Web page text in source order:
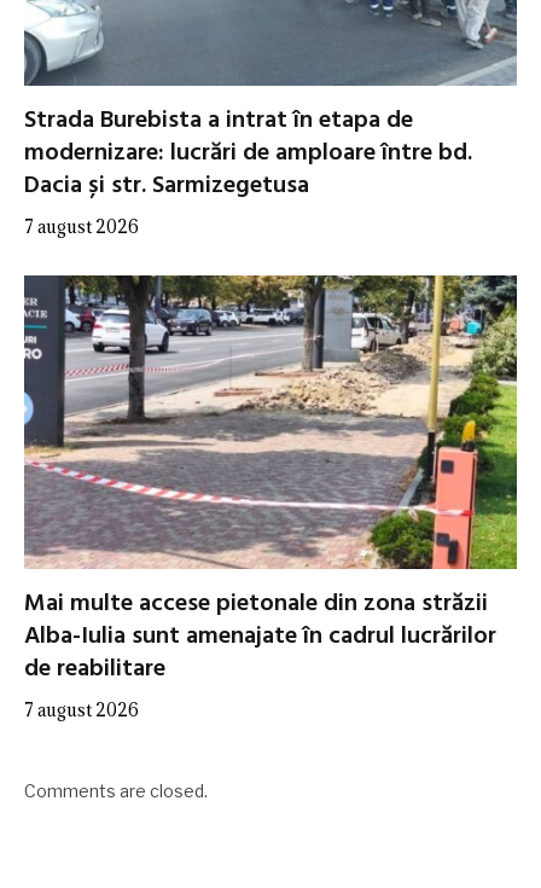
Strada Burebista a intrat în etapa de
modernizare: lucrări de amploare între bd.
Dacia și str. Sarmizegetusa
7 august 2026
Mai multe accese pietonale din zona străzii
Alba-Iulia sunt amenajate în cadrul lucrărilor
de reabilitare
7 august 2026
Comments are closed.